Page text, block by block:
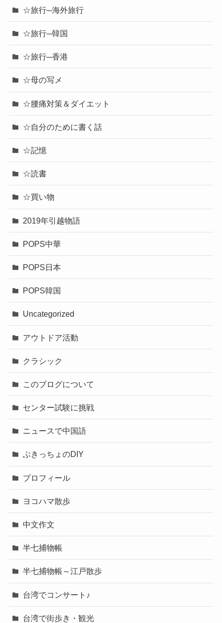
☆旅行─海外旅行
☆旅行─韓国
☆旅行─香港
☆母の写メ
☆腰痛対策＆ダイエット
☆自分のために書く話
☆記憶
☆読書
☆買い物
2019年引越物語
POPS中華
POPS日本
POPS韓国
Uncategorized
アウトドア活動
クラシック
このブログについて
センター試験に挑戦
ニュースで中国語
ぶきっちょのDIY
プロフィール
ヨコハマ散歩
中文作文
半七捕物帳
半七捕物帳～江戸散歩
台湾でコンサート♪
台湾で街歩き・観光